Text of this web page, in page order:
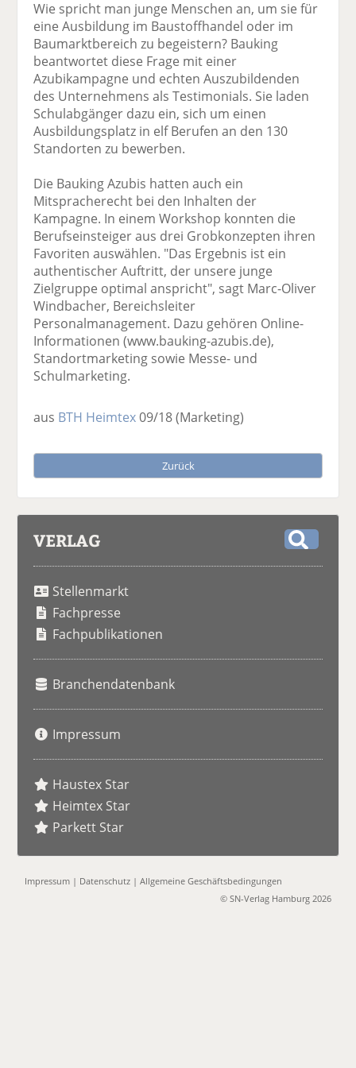
Wie spricht man junge Menschen an, um sie für
eine Ausbildung im Baustoffhandel oder im
Baumarktbereich zu begeistern? Bauking
beantwortet diese Frage mit einer
Azubikampagne und echten Auszubildenden
des Unternehmens als Testimonials. Sie laden
Schulabgänger dazu ein, sich um einen
Ausbildungsplatz in elf Berufen an den 130
Standorten zu bewerben.
Die Bauking Azubis hatten auch ein
Mitspracherecht bei den Inhalten der
Kampagne. In einem Workshop konnten die
Berufseinsteiger aus drei Grobkonzepten ihren
Favoriten auswählen. "Das Ergebnis ist ein
authentischer Auftritt, der unsere junge
Zielgruppe optimal anspricht", sagt Marc-Oliver
Windbacher, Bereichsleiter
Personalmanagement. Dazu gehören Online-
Informationen (www.bauking-azubis.de),
Standortmarketing sowie Messe- und
Schulmarketing.
aus BTH Heimtex09/18(Marketing)
Zurück
VERLAG
Stellenmarkt
Fachpresse
Fachpublikationen
Branchendatenbank
Impressum
Haustex Star
Heimtex Star
Parkett Star
Impressum | Datenschutz |Allgemeine Geschäftsbedingungen
© SN-Verlag Hamburg 2026